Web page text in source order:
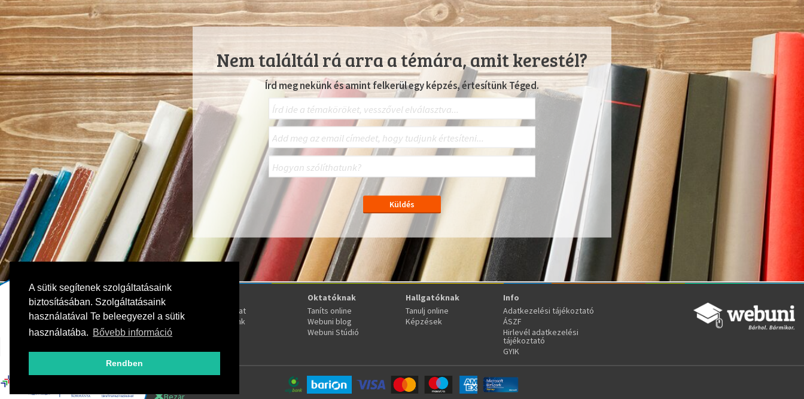
A sütik segítenek szolgáltatásaink
biztosításában. Szolgáltatásaink
használatával Te beleegyezel a sütik
használatába. Bővebb információ
Rendben
Bezár
Nem találtál rá arra a témára, amit kerestél?
Írd meg nekünk és amint felkerül egy képzés, értesítünk Téged.
Kövess bennünket!
Kapcsolat
Oktatóink
Oktatóknak
Taníts online
Webuni blog
Webuni Stúdió
Hallgatóknak
Tanulj online
Képzések
Info
Adatkezelési tájékoztató
ÁSZF
Hirlevél adatkezelési
tájékoztató
GYIK